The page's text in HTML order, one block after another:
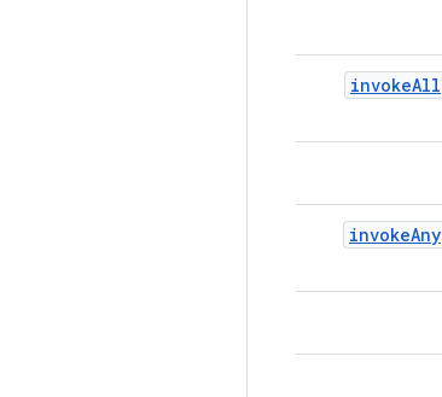
invokeAll
invokeAny